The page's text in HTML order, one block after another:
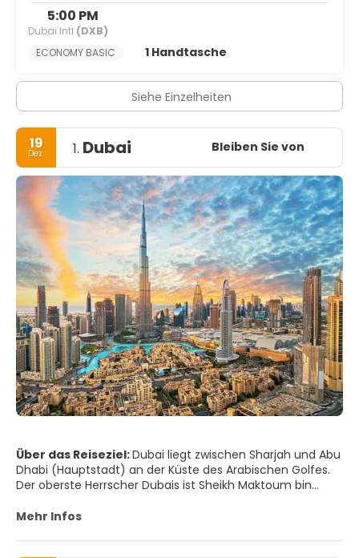
5:00 PM
Dubai Intl (DXB)
ECONOMY BASIC
1 Handtasche
Siehe Einzelheiten
19
Dez. 1. Dubai Bleiben Sie von
Über das Reiseziel:Dubai liegt zwischen Sharjah und Abu
Dhabi (Hauptstadt) an der Küste des Arabischen Golfes.
Der oberste Herrscher Dubais ist Sheikh Maktoum bin
und Sheikh Mohammed bekleiden ebenfalls hohe
darunter etwa 600.000 Emiratis.
Mehr Infos